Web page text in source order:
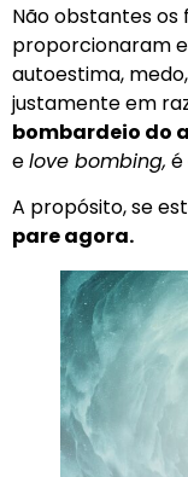
Não obstantes
proporcionaram
autoestima,
justamente em
bombardeio do
elove bombing, é
A propósito, se
pare agora.